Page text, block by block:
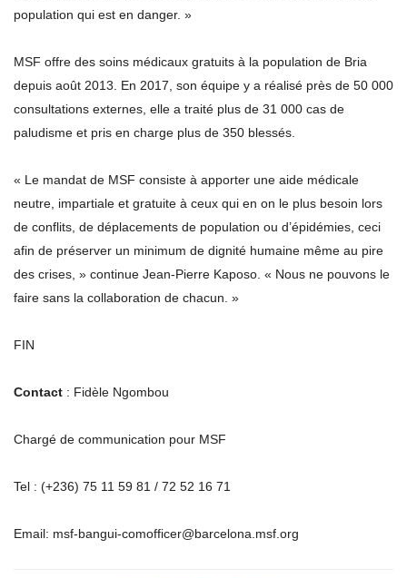
population qui est en danger. »
MSF offre des soins médicaux gratuits à la population de Bria
depuis août 2013. En 2017, son équipe y a réalisé près de 50 000
consultations externes, elle a traité plus de 31 000 cas de
paludisme et pris en charge plus de 350 blessés.
« Le mandat de MSF consiste à apporter une aide médicale
neutre, impartiale et gratuite à ceux qui en on le plus besoin lors
de conflits, de déplacements de population ou d’épidémies, ceci
afin de préserver un minimum de dignité humaine même au pire
des crises, » continue Jean-Pierre Kaposo. « Nous ne pouvons le
faire sans la collaboration de chacun. »
FIN
Contact : Fidèle Ngombou
Chargé de communication pour MSF
Tel : (+236) 75 11 59 81 / 72 52 16 71
Email: msf-bangui-comofficer@barcelona.msf.org